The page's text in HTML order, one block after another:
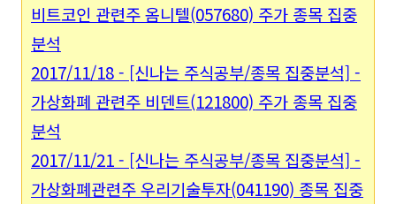
비트코인 관련주 옴니텔(057680) 주가 종목 집중
분석
2017/11/18 - [신나는 주식공부/종목 집중분석] -
가상화폐 관련주 비덴트(121800) 주가 종목 집중
분석
2017/11/21 - [신나는 주식공부/종목 집중분석] -
가상화폐관련주 우리기술투자(041190) 종목 집중